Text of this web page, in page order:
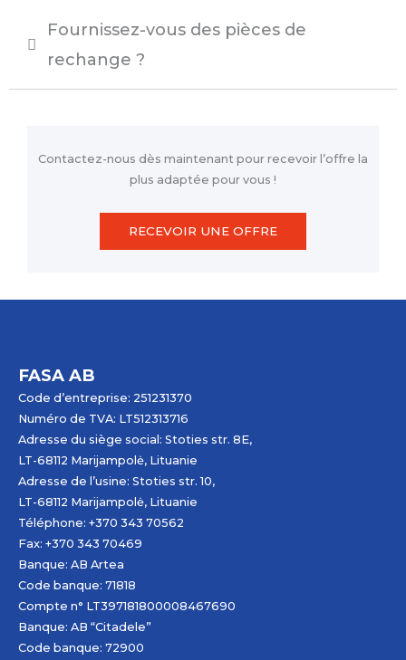
Fournissez-vous des pièces de
rechange ?
Contactez-nous dès maintenant pour recevoir l’offre la
plus adaptée pour vous !
RECEVOIR UNE OFFRE
FASA AB
Code d’entreprise: 251231370
Numéro de TVA: LT512313716
Adresse du siège social: Stoties str. 8E,
LT-68112 Marijampolė, Lituanie
Adresse de l’usine: Stoties str. 10,
LT-68112 Marijampolė, Lituanie
Téléphone: +370 343 70562
Fax: +370 343 70469
Banque: AB Artea
Code banque: 71818
Compte n° LT397181800008467690
Banque: AB “Citadele”
Code banque: 72900